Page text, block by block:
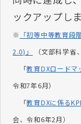
ックアップしま
※ 「初等中等教育
2.0)」
（文部科学省
「教育DXロードマ
令和7年6月）
「教育DXに係る
会、令和6年2月）